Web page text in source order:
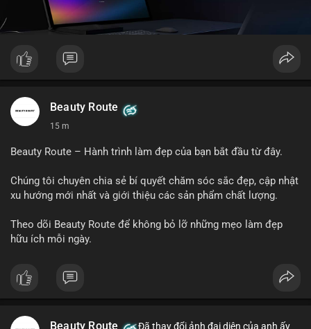
Beauty Route
15 m
Beauty Route – Hành trình làm đẹp của bạn bắt đầu từ đây.
Chúng tôi chuyên chia sẻ bí quyết chăm sóc sắc đẹp, cập nhật
xu hướng mới nhất và giới thiệu các sản phẩm chất lượng.
Theo dõi Beauty Route để không bỏ lỡ những mẹo làm đẹp
hữu ích mỗi ngày.
Đã thay đổi ảnh đại diện của anh ấy